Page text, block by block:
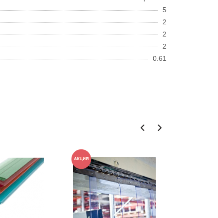
5
2
2
2
0.61